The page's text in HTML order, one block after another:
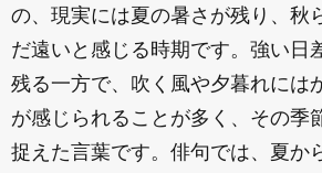
の、現実には夏の暑さが残り、秋
だ遠いと感じる時期です。強い日
残る一方で、吹く風や夕暮れには
が感じられることが多く、その季
捉えた言葉です。俳句では、夏か